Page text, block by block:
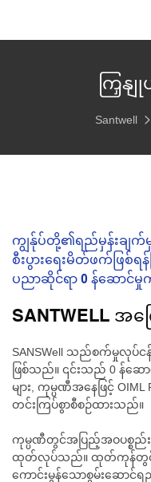
ကြှန
Santwell
ကျွန်ုပ်တို့၏ရည်မှန်းချက်
စီးပွားရေးမိတ်ဖက်ဖြစ်
ပညာဆိုင်ရာ 0 န်ဆောင်
SANTWELL အက
SANSWell သည်စက်မှုလုပ်င
ဖြစ်သည်။ ၎င်းသည် 0 န်ဆေ
များ, ကုမ္ပဏီအနေဖြင့်
တင်းကြပ်စွာစီစဉ်ထားသည်။
ကုမ္ပဏီတွင်အပြည့်အဝပစ္စည်း
ထုတ်လုပ်သည်။ ထုတ်ကုန်တွင်က
ကောင်းမွန်သောစွမ်းဆောင်